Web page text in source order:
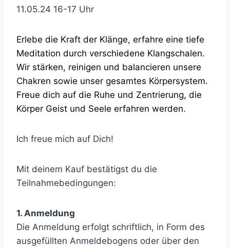
11.05.24 16-17 Uhr
Erlebe die Kraft der Klänge, erfahre eine tiefe
Meditation durch verschiedene Klangschalen.
Wir stärken, reinigen und balancieren unsere
Chakren sowie unser gesamtes Körpersystem.
Freue dich auf die Ruhe und Zentrierung, die
Körper Geist und Seele erfahren werden.
Ich freue mich auf Dich!
Mit deinem Kauf bestätigst du die
Teilnahmebedingungen:
1. Anmeldung
Die Anmeldung erfolgt schriftlich, in Form des
ausgefüllten Anmeldebogens oder über den